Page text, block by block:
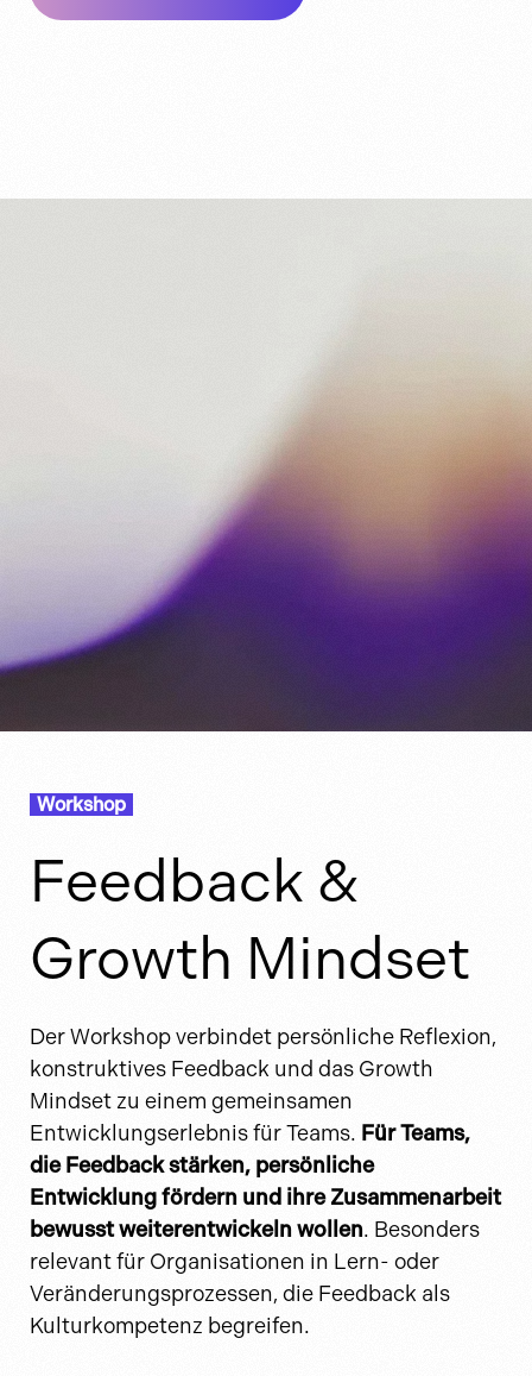
Workshop
Feedback &
Growth Mindset
Der Workshop verbindet persönliche Reflexion,
konstruktives Feedback und das Growth
Mindset zu einem gemeinsamen
Entwicklungserlebnis für Teams. Für Teams,
die Feedback stärken, persönliche
Entwicklung fördern und ihre Zusammenarbeit
bewusst weiterentwickeln wollen. Besonders
relevant für Organisationen in Lern- oder
Veränderungsprozessen, die Feedback als
Kulturkompetenz begreifen.